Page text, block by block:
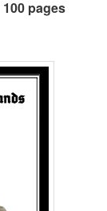
100 pages